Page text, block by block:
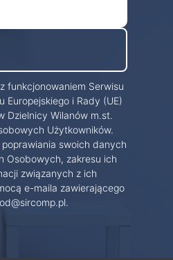
funkcjonowaniem Serwisu
Europejskiego i Rady (UE)
Dzielnicy Wilanów m.st.
Użytkowników.
swoich danych
Osobowych, zakresu ich
związanych z ich
e-maila zawierającego